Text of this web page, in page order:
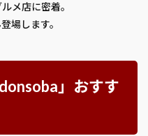
メ店に密着。
場します。
」おすす